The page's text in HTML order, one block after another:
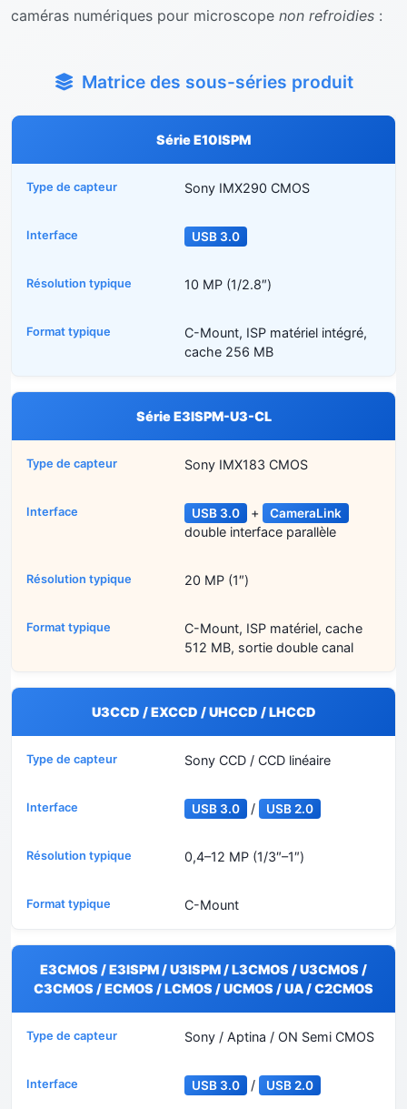
caméras numériques pour microscope non refroidies :
Matrice des sous-séries produit
Série E10ISPM
Sony IMX290 CMOS
USB 3.0
10 MP (1/2.8″)
C-Mount, ISP matériel intégré,
cache 256 MB
Série E3ISPM-U3-CL
Sony IMX183 CMOS
USB 3.0 + CameraLink
double interface parallèle
20 MP (1″)
C-Mount, ISP matériel, cache
512 MB, sortie double canal
U3CCD / EXCCD / UHCCD / LHCCD
Sony CCD / CCD linéaire
USB 3.0 / USB 2.0
0,4–12 MP (1/3″–1″)
C-Mount
E3CMOS / E3ISPM / U3ISPM / L3CMOS / U3CMOS /
C3CMOS / ECMOS / LCMOS / UCMOS / UA / C2CMOS
Sony / Aptina / ON Semi CMOS
USB 3.0 / USB 2.0